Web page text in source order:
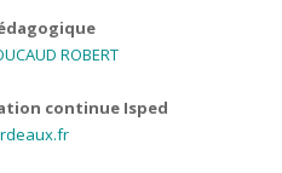
ROBERT
continue Isped